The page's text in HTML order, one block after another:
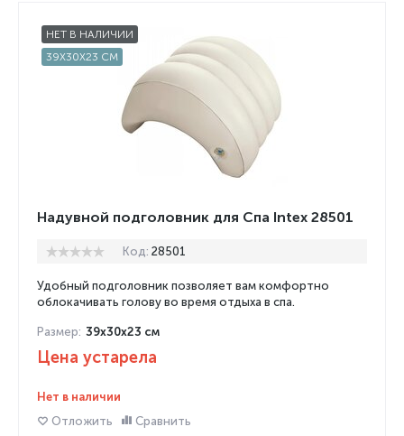
НЕТ В НАЛИЧИИ
39X30X23 СМ
Надувной подголовник для Спа Intex 28501
Код: 28501
Удобный подголовник позволяет вам комфортно
облокачивать голову во время отдыха в спа.
Размер: 39x30x23 см
Цена устарела
Нет в наличии
Отложить
Сравнить